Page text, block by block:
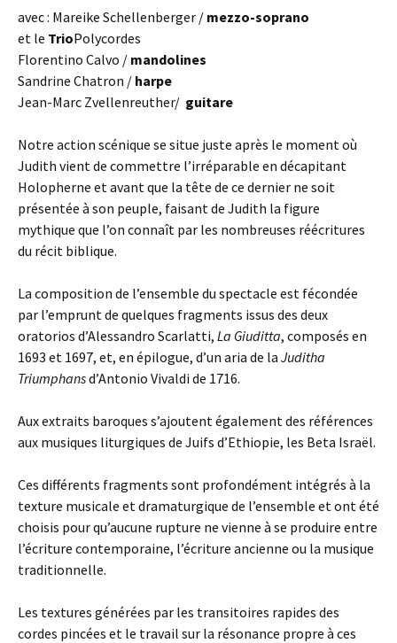
avec : Mareike Schellenberger / mezzo-soprano
et le TrioPolycordes
Florentino Calvo / mandolines
Sandrine Chatron / harpe
Jean-Marc Zvellenreuther/ guitare
Notre action scénique se situe juste après le moment où
Judith vient de commettre l’irréparable en décapitant
Holopherne et avant que la tête de ce dernier ne soit
présentée à son peuple, faisant de Judith la figure
mythique que l’on connaît par les nombreuses réécritures
du récit biblique.
La composition de l’ensemble du spectacle est fécondée
par l’emprunt de quelques fragments issus des deux
oratorios d’Alessandro Scarlatti, La Giuditta, composés en
1693 et 1697, et, en épilogue, d’un aria de la Juditha
Triumphansd’Antonio Vivaldi de 1716.
Aux extraits baroques s’ajoutent également des références
aux musiques liturgiques de Juifs d’Ethiopie, les Beta Israël.
Ces différents fragments sont profondément intégrés à la
texture musicale et dramaturgique de l’ensemble et ont été
choisis pour qu’aucune rupture ne vienne à se produire entre
l’écriture contemporaine, l’écriture ancienne ou la musique
traditionnelle.
Les textures générées par les transitoires rapides des
cordes pincées et le travail sur la résonance propre à ces